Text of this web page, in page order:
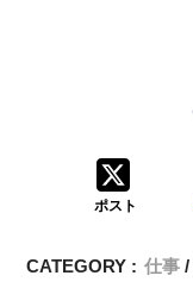
ポスト
CATEGORY : 仕事